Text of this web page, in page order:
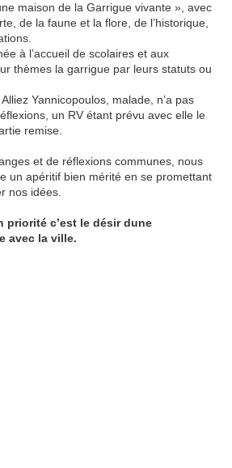
maison de la Garrigue vivante », avec
de la faune et la flore, de l’historique,
à l’accueil de scolaires et aux
thèmes la garrigue par leurs statuts ou
Yannicopoulos, malade, n’a pas
un RV étant prévu avec elle le
remise.
et de réflexions communes, nous
un apéritif bien mérité en se promettant
nos idées.
priorité c’est le désir dune
avec la ville.